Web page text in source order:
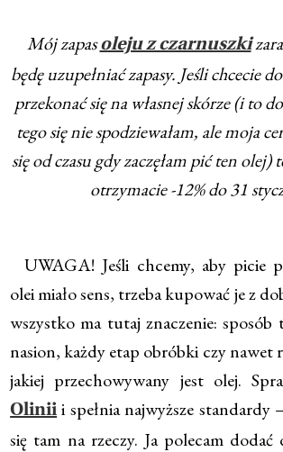
Mój zapasoleju z czarnuszki
będę uzupełniać zapasy. Jeśli chcecie
przekonać się na własnej skórze (i to
tego się nie spodziewałam, ale moja
się od czasu gdy zaczęłam pić ten
otrzymacie -12% do 31
UWAGA! Jeśli chcemy, aby picie
olei miało sens, trzeba kupować je z
wszystko ma tutaj znaczenie: sposób
nasion, każdy etap obróbki czy nawet
jakiej przechowywany jest olej.
Olinii i spełnia najwyższe standardy
się tam na rzeczy. Ja polecam dodać